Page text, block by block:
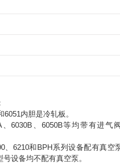
6051内胆是冷轧板。
、6030B、6050B等均带有进气
、6210和BPH系列设备配有真空
号设备均不配有真空泵。